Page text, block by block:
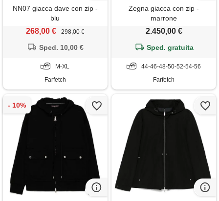
NN07 giacca dave con zip -
blu
268,00 € 298,00 €
Sped. 10,00 €
M-XL
Farfetch
Zegna giacca con zip -
marrone
2.450,00 €
Sped. gratuita
44-46-48-50-52-54-56
Farfetch